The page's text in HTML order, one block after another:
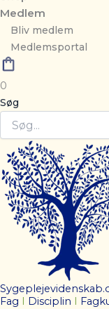
Medlem
Bliv medlem
Medlemsportal
0
Søg
Fag
Disciplin